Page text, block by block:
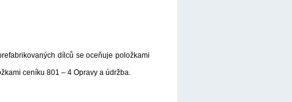
dílců se oceňuje položkami
ceníku 801 – 4 Opravy a údržba.